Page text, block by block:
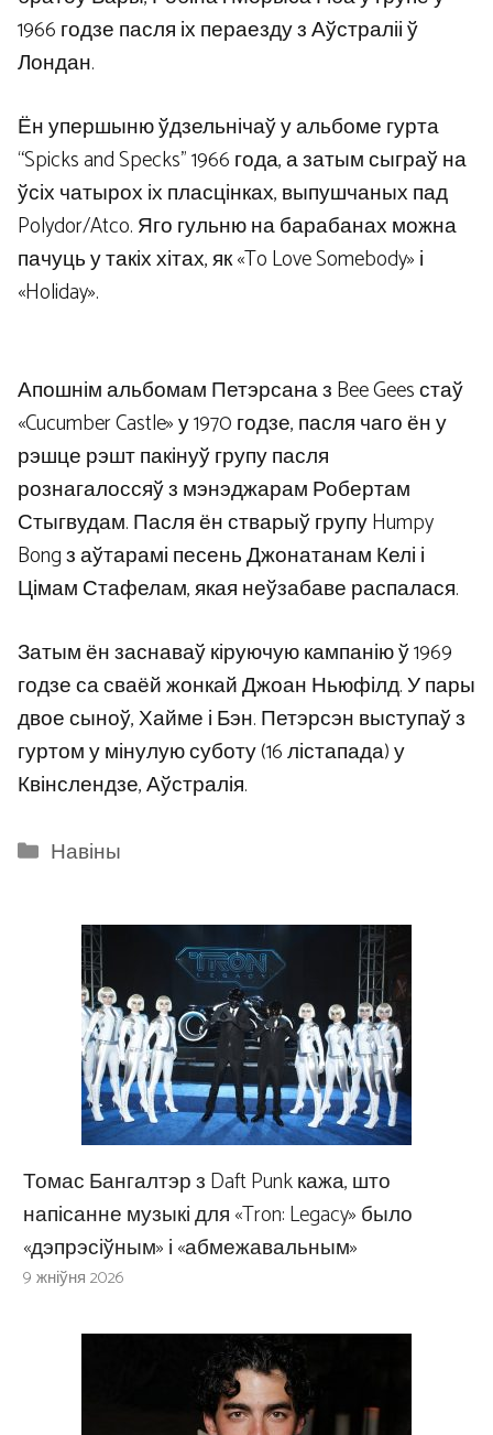
1966 годзе пасля іх пераезду з Аўстраліі ў
Лондан.
Ён упершыню ўдзельнічаў у альбоме гурта
“Spicks and Specks” 1966 года, а затым сыграў на
ўсіх чатырох іх пласцінках, выпушчаных пад
Polydor/Atco. Яго гульню на барабанах можна
пачуць у такіх хітах, як «To Love Somebody» і
«Holiday».
Апошнім альбомам Петэрсана з Bee Gees стаў
«Cucumber Castle» у 1970 годзе, пасля чаго ён у
рэшце рэшт пакінуў групу пасля
рознагалоссяў з мэнэджарам Робертам
Стыгвудам. Пасля ён стварыў групу Humpy
Bong з аўтарамі песень Джонатанам Келі і
Цімам Стафелам, якая неўзабаве распалася.
Затым ён заснаваў кіруючую кампанію ў 1969
годзе са сваёй жонкай Джоан Ньюфілд. У пары
двое сыноў, Хайме і Бэн. Петэрсэн выступаў з
гуртом у мінулую суботу (16 лістапада) у
Квінслендзе, Аўстралія.
Categories
Навіны
Томас Бангалтэр з Daft Punk кажа, што
напісанне музыкі для «Tron: Legacy» было
«дэпрэсіўным» і «абмежавальным»
9 жніўня 2026